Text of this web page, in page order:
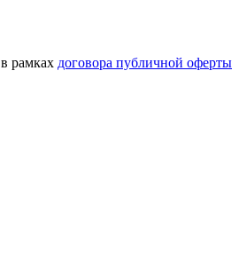
рамках договора публичной оферты